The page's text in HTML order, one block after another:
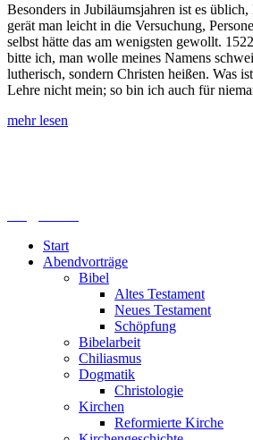
Besonders in Jubiläumsjahren ist es
gerät man leicht in die Versuchung,
selbst hätte das am wenigsten gewollt.
bitte ich, man wolle meines Namens
lutherisch, sondern Christen heißen. Was
Lehre nicht mein; so bin ich auch für
mehr lesen
Start
Abendvorträge
Bibel
Altes Testament
Neues Testament
Schöpfung
Bibelarbeit
Chiliasmus
Dogmatik
Christologie
Kirchen
Reformierte Kirche